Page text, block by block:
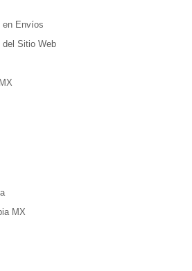
en Envíos
del Sitio Web
MX